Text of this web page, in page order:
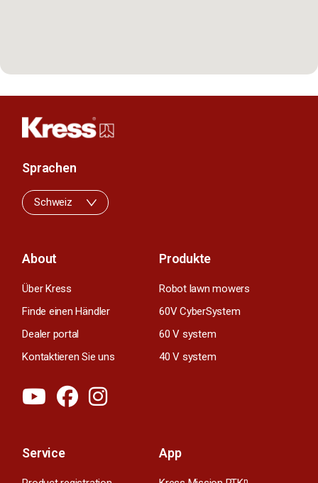
About
Über Kress
Finde einen Händler
Dealer portal
Kontaktieren Sie uns
Produkte
Robot lawn mowers
60V CyberSystem
60 V system
40 V system
Service App
Sprachen
Schweiz